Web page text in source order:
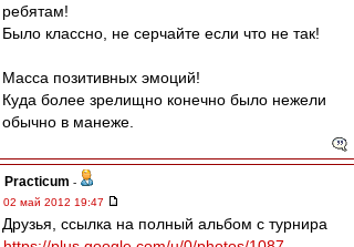
ребятам!
Было классно, не серчайте если что не так!
Масса позитивных эмоций!
Куда более зрелищно конечно было нежели
обычно в манеже.
Practicum -
02 май 2012 19:47
Друзья, ссылка на полный альбом с турнира